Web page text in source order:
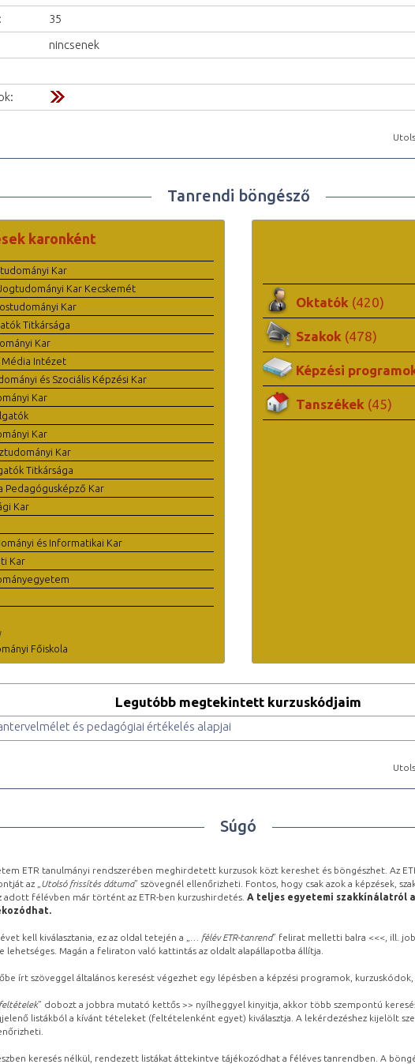
35
nincsenek
Tanrendi böngésző
karonként
Kar
Kar Kecskemét
Kar
Titkársága
Kar
Média Intézet
és Szociális Képzési Kar
Kar
Kar
Kar
Titkársága
Pedagógusképző Kar
Kar
és Informatikai Kar
Kar
Főiskola
Oktatók (420)
Szakok (478)
Képzési
Tanszékek (45)
Legutóbb megtekintett kurzuskódjaim
és pedagógiai értékelés alapjai
Súgó
ETR tanulmányi rendszerében meghirdetett kurzusok közt kereshet és böngészhet. Az
az „ Utolsó frissítés dátuma” szövegnél ellenőrizheti. Fontos, hogy csak azok a képzések,
adott félévben már történt az ETR-ben kurzushirdetés. A teljes egyetemi szakkínálatról a
kell kiválasztania, ez az oldal tetején a „ … félév ETR-tanrend” felirat melletti balra <<<, ill.
lehetséges. Magán a feliraton való kattintás az oldalt alapállapotba állítja.
írt szöveggel általános keresést végezhet egy lépésben a képzési programok,
” dobozt a jobbra mutató kettős >> nyílheggyel kinyitja, akkor több szempontú
listákból a kívánt tételeket (feltételenként egyet) kiválasztja. A lekérdezéshez kijelölt
keresés nélkül, rendezett listákat áttekintve tájékozódhat a féléves tanrendben. A